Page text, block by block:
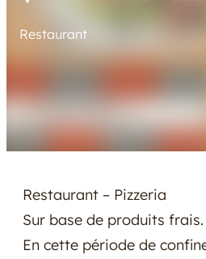
Restaurant
Restaurant – Pizzeria
Sur base de produits frais.
En cette période de